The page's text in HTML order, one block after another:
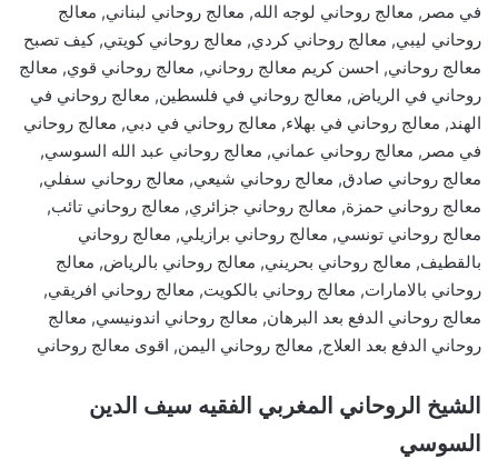
في مصر, معالج روحاني لوجه الله, معالج روحاني لبناني, معالج
روحاني ليبي, معالج روحاني كردي, معالج روحاني كويتي, كيف تصبح
معالج روحاني, احسن كريم معالج روحاني, معالج روحاني قوي, معالج
روحاني في الرياض, معالج روحاني في فلسطين, معالج روحاني في
الهند, معالج روحاني في بهلاء, معالج روحاني في دبي, معالج روحاني
في مصر, معالج روحاني عماني, معالج روحاني عبد الله السوسي,
معالج روحاني صادق, معالج روحاني شيعي, معالج روحاني سفلي,
معالج روحاني حمزة, معالج روحاني جزائري, معالج روحاني تائب,
معالج روحاني تونسي, معالج روحاني برازيلي, معالج روحاني
بالقطيف, معالج روحاني بحريني, معالج روحاني بالرياض, معالج
روحاني بالامارات, معالج روحاني بالكويت, معالج روحاني افريقي,
معالج روحاني الدفع بعد البرهان, معالج روحاني اندونيسي, معالج
روحاني الدفع بعد العلاج, معالج روحاني اليمن, اقوى معالج روحاني
الشيخ الروحاني المغربي الفقيه سيف الدين
السوسي